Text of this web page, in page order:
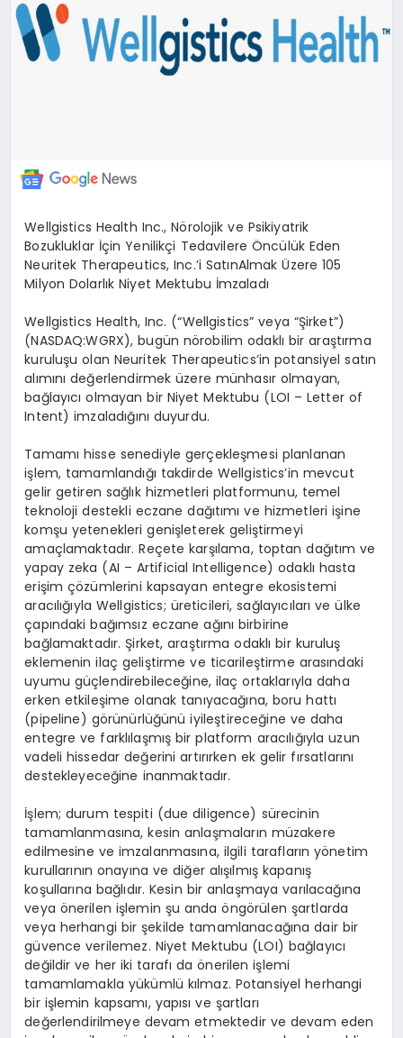
SAĞLIK
Wellgistics Health Inc., Nörolojik ve Psikiyatrik
Bozukluklar İçin Yenilikçi Tedavilere Öncülük Eden
Neuritek Therapeutics, Inc.’i SatınAlmakÜzere 105
Milyon Dolarlık Niyet Mektubu İmzaladı
Wellgistics Health, Inc. (“Wellgistics” veya “Şirket”)
(NASDAQ:WGRX), bugün nörobilim odaklı bir araştırma
kuruluşu olan Neuritek Therapeutics’in potansiyel satın
alımını değerlendirmek üzere münhasır olmayan,
bağlayıcı olmayan bir Niyet Mektubu (LOI – Letterof
Intent) imzaladığını duyurdu.
Tamamı hisse senediyle gerçekleşmesi planlanan
işlem, tamamlandığı takdirde Wellgistics’in mevcut
gelir getiren sağlık hizmetleri platformunu, temel
teknoloji destekli eczane dağıtımı ve hizmetleri işine
komşu yetenekleri genişleterek geliştirmeyi
amaçlamaktadır. Reçete karşılama, toptan dağıtım ve
yapay zeka (AI – Artificial Intelligence) odaklı hasta
erişim çözümlerini kapsayan entegre ekosistemi
aracılığıyla Wellgistics; üreticileri, sağlayıcıları ve ülke
çapındaki bağımsız eczane ağını birbirine
bağlamaktadır. Şirket, araştırma odaklı bir kuruluş
eklemenin ilaç geliştirme ve ticarileştirme arasındaki
uyumu güçlendirebileceğine, ilaç ortaklarıyla daha
erken etkileşime olanak tanıyacağına, boru hattı
(pipeline) görünürlüğünü iyileştireceğine ve daha
entegre ve farklılaşmış bir platform aracılığıyla uzun
vadeli hissedar değerini artırırken ek gelir fırsatlarını
destekleyeceğine inanmaktadır.
İşlem; durum tespiti (due diligence) sürecinin
tamamlanmasına, kesin anlaşmaların müzakere
edilmesine ve imzalanmasına, ilgili tarafların yönetim
kurullarının onayına ve diğer alışılmış kapanış
koşullarına bağlıdır. Kesin bir anlaşmaya varılacağına
veya önerilen işlemin şu andaöngörülen şartlarda
veya herhangi bir şekilde tamamlanacağına dair bir
güvence verilemez. Niyet Mektubu (LOI) bağlayıcı
değildir ve her iki tarafıdaönerilen işlemi
tamamlamakla yükümlü kılmaz. Potansiyel herhangi
bir işlemin kapsamı, yapısıve şartları
değerlendirilmeye devam etmektedir ve devam eden